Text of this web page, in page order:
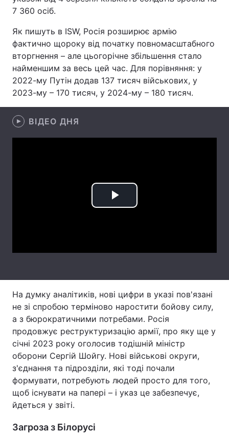
Цікавинки
Екологія Регіони
Лонгріди
Відео з Youtube Статті
7 360 осіб.
Як пишуть в ISW, Росія розширює армію
фактично щороку від початку повномасштабного
вторгнення – але цьогорічне збільшення стало
найменшим за весь цей час. Для порівняння: у
2022-му Путін додав 137 тисяч військових, у
2023-му – 170 тисяч, у 2024-му – 180 тисяч.
ВІДЕО ДНЯ
Play
На думку аналітиків, нові цифри в указі пов'язані
не зі спробою терміново наростити бойову силу,
а з бюрократичними потребами. Росія
продовжує реструктуризацію армії, про яку ще у
січні 2023 року оголосив тодішній міністр
оборони Сергій Шойгу. Нові військові округи,
з'єднання та підрозділи, які тоді почали
формувати, потребують людей просто для того,
щоб існувати на папері – і указ це забезпечує,
йдеться у звіті.
Загроза з Білорусі